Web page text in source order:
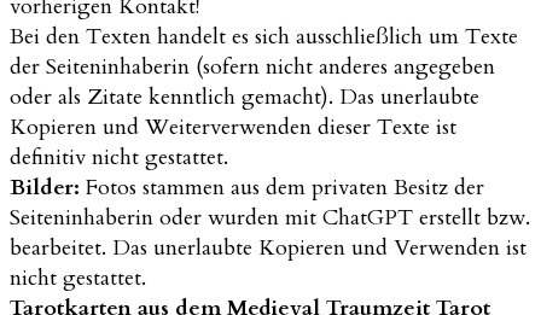
vorherigen Kontakt!
Bei den Texten handelt es sich ausschließlich um Texte
der Seiteninhaberin (sofern nicht anderes angegeben
oder als Zitate kenntlich gemacht). Das unerlaubte
Kopieren und Weiterverwenden dieser Texte ist
definitiv nicht gestattet.
Bilder: Fotos stammen aus dem privaten Besitz der
Seiteninhaberin oder wurden mit ChatGPT erstellt bzw.
bearbeitet. Das unerlaubte Kopieren und Verwenden ist
nicht gestattet.
Tarotkarten aus dem Medieval Traumzeit Tarot